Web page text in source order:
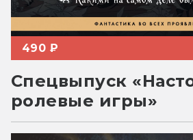
490 ₽
Спецвыпуск
ролевые игры»